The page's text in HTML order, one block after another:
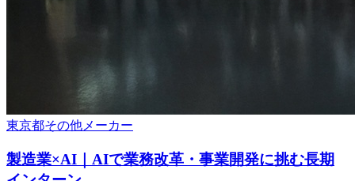
東京都その他 メーカー
製造業×AI｜AIで業務改革・事業開発に挑む長期